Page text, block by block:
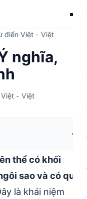
điển Việt - Việt
nghĩa,
- Việt
thể có khối
sao và có quỹ
là khái niệm